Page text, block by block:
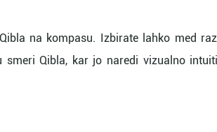
na kompasu. Izbirate lahko med
smeri Qibla, kar jo naredi vizualno